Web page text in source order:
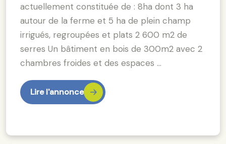
actuellement constituée de : 8ha dont 3 ha
autour de la ferme et 5 ha de plein champ
irrigués, regroupées et plats 2 600 m2 de
serres Un bâtiment en bois de 300m2 avec 2
chambres froides et des espaces …
Lire l'annonce